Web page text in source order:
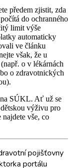
předem zjistit, zda
do ochranného
limit výše
automaticky
ve článku
však, že u
o v lékárnách
o zdravotnických
na SÚKL. Ať už se
výživu pro
vše, co
pojišťovny
portálu